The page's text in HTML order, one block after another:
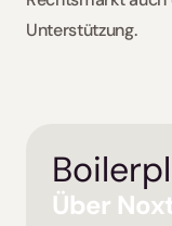
Unterstützung.
Über